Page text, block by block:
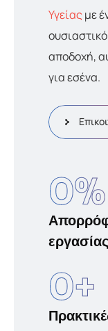
Υγείας με
αποδοχή,
για εσένα.
εργασίας
0%
0+